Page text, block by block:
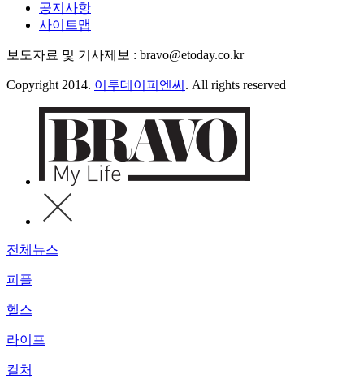
공지사항
사이트맵
보도자료 및 기사제보 : bravo@etoday.co.kr
Copyright 2014. 이투데이피엔씨 . All rights reserved
전체뉴스
피플
헬스
라이프
컬처